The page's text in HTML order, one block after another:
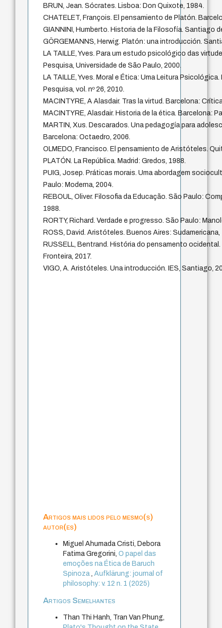
BRUN, Jean. Sócrates. Lisboa: Don Quixote, 1984.
CHATELET, François. El pensamiento de Platón.
GIANNINI, Humberto. Historia de la Filosofía. Santiago
GÖRGEMANNS, Herwig. Platón: una introducción.
LA TAILLE, Yves. Para um estudo psicológico das
Pesquisa, Universidade de São Paulo, 2000.
LA TAILLE, Yves. Moral e Ética: Uma Leitura
Pesquisa, vol. nº 26, 2010.
MACINTYRE, A Alasdair. Tras la virtud. Barcelona:
MACINTYRE, Alasdair. Historia de la ética. Barcelona:
MARTIN, Xus. Descarados. Una pedagogía para
Barcelona: Octaedro, 2006.
OLMEDO, Francisco. El pensamiento de Aristóteles.
PLATÓN. La República. Madrid: Gredos, 1988.
PUIG, Josep. Práticas morais. Uma abordagem
Paulo: Moderna, 2004.
REBOUL, Oliver. Filosofia da Educação. São Paulo:
1988.
RORTY, Richard. Verdade e progresso. São Paulo:
ROSS, David. Aristóteles. Buenos Aires: Sudamericana,
RUSSELL, Bentrand. História do pensamento
Fronteira, 2017.
VIGO, A. Aristóteles. Una introducción. IES, Santiago,
Artigos mais lidos pelo mesmo(s)
autor(es)
Miguel Ahumada Cristi, Debora
Fatima Gregorini,O papel das
emoções na Ética de Baruch
Spinoza,Aufklärung: journal of
philosophy: v. 12 n. 1 (2025)
Artigos Semelhantes
Than Thi Hanh, Tran Van Phung,